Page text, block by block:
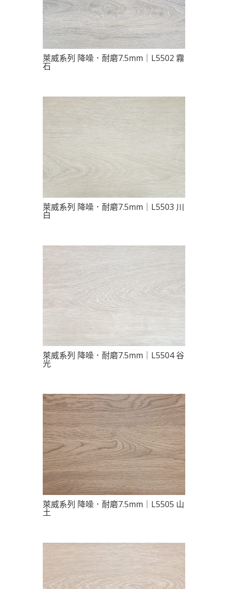
萊威系列 降噪．耐磨7.5mm｜L5502 霧
石
萊威系列 降噪．耐磨7.5mm｜L5503 川
白
萊威系列 降噪．耐磨7.5mm｜L5504 谷
光
萊威系列 降噪．耐磨7.5mm｜L5505 山
土